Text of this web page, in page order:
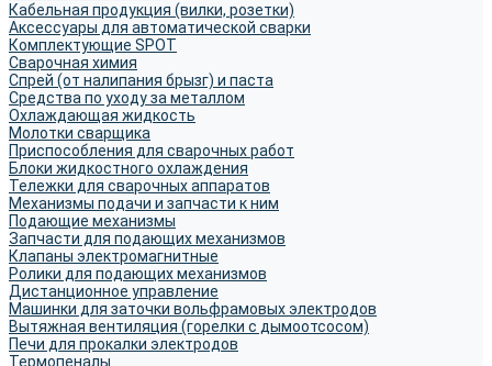
Кабельная продукция (вилки, розетки)
Аксессуары для автоматической сварки
Комплектующие SPOT
Сварочная химия
Спрей (от налипания брызг) и паста
Средства по уходу за металлом
Охлаждающая жидкость
Молотки сварщика
Приспособления для сварочных работ
Блоки жидкостного охлаждения
Тележки для сварочных аппаратов
Механизмы подачи и запчасти к ним
Подающие механизмы
Запчасти для подающих механизмов
Клапаны электромагнитные
Ролики для подающих механизмов
Дистанционное управление
Машинки для заточки вольфрамовых электродов
Вытяжная вентиляция (горелки с дымоотсосом)
Печи для прокалки электродов
Термопеналы